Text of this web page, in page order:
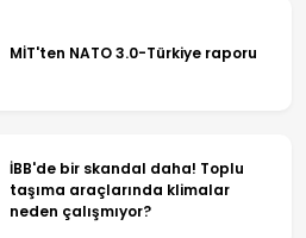
MİT'ten NATO 3.0-Türkiye raporu
İBB'de bir skandal daha! Toplu
taşıma araçlarında klimalar
neden çalışmıyor?